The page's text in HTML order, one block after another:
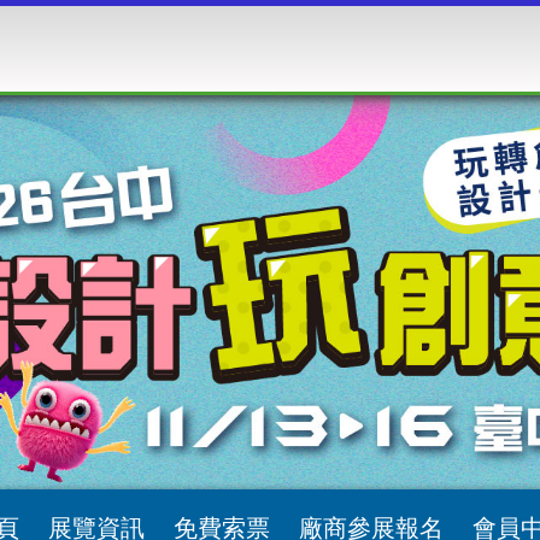
展覽資訊 免費索票 廠商參展報名 會員